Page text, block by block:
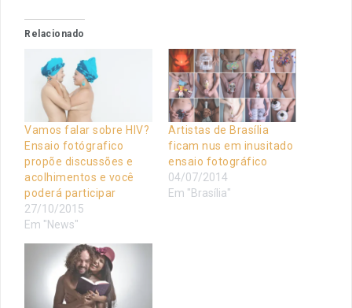
Relacionado
Vamos falar sobre HIV?
Ensaio fotógrafico
propõe discussões e
acolhimentos e você
poderá participar
27/10/2015
Em "News"
Artistas de Brasília
ficam nus em inusitado
ensaio fotográfico
04/07/2014
Em "Brasília"